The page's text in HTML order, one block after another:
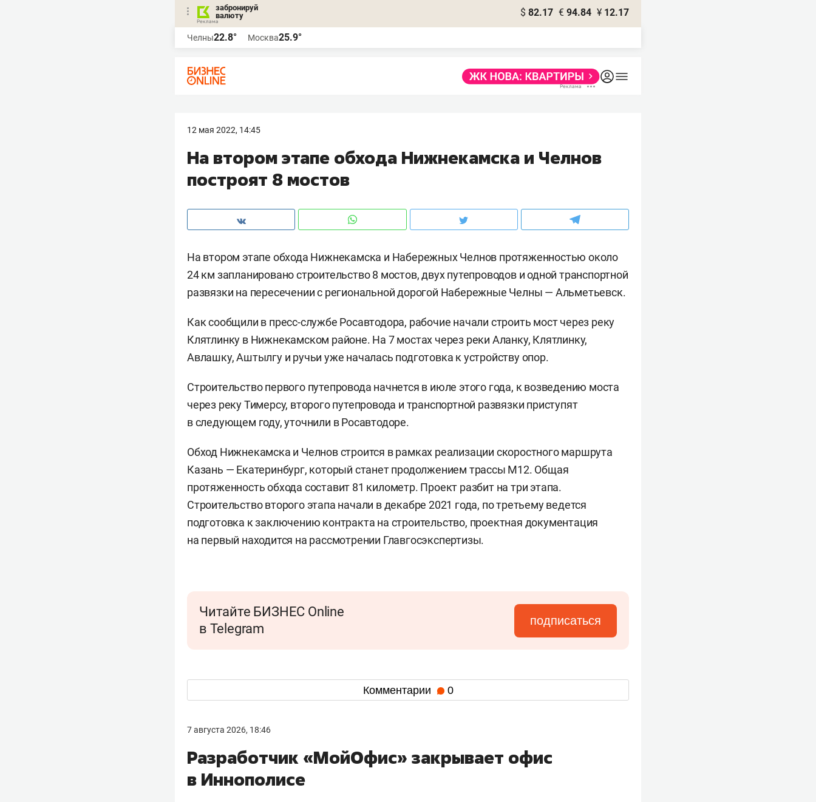
забронируй
валюту
$ 82.17 € 94.84 ¥ 12.17
Челны22.8° Москва25.9°
12 мая 2022, 14:45
На втором этапе обхода Нижнекамска и Челнов
построят 8 мостов
На втором этапе обхода Нижнекамска и Набережных Челнов протяженностью около
24 км запланировано строительство 8 мостов, двух путепроводов и одной транспортной
развязки на пересечении с региональной дорогой Набережные Челны — Альметьевск.
Как сообщили в пресс-службе Росавтодора, рабочие начали строить мост через реку
Клятлинку в Нижнекамском районе. На 7 мостах через реки Аланку, Клятлинку,
Авлашку, Аштылгу и ручьи уже началась подготовка к устройству опор.
Строительство первого путепровода начнется в июле этого года, к возведению моста
через реку Тимерсу, второго путепровода и транспортной развязки приступят
в следующем году, уточнили в Росавтодоре.
Обход Нижнекамска и Челнов строится в рамках реализации скоростного маршрута
Казань — Екатеринбург, который станет продолжением трассы М12. Общая
протяженность обхода составит 81 километр. Проект разбит на три этапа.
Строительство второго этапа начали в декабре 2021 года, по третьему ведется
подготовка к заключению контракта на строительство, проектная документация
на первый находится на рассмотрении Главгосэкспертизы.
Читайте БИЗНЕС Online
в Telegram
подписаться
Комментарии 0
7 августа 2026, 18:46
Разработчик «МойОфис» закрывает офис
в Иннополисе